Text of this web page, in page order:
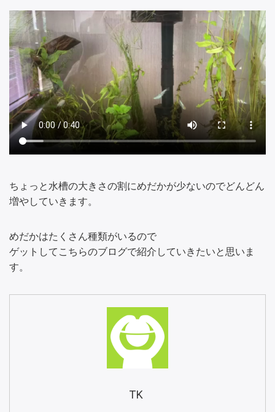
ちょっと水槽の大きさの割にめだかが少ないのでどんどん
増やしていきます。
めだかはたくさん種類がいるので
ゲットしてこちらのブログで紹介していきたいと思いま
す。
TK